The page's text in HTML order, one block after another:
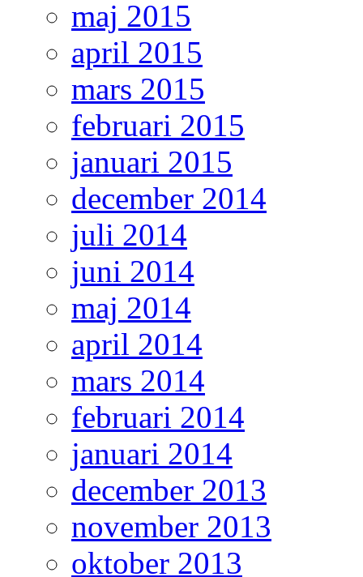
maj 2015
april 2015
mars 2015
februari 2015
januari 2015
december 2014
juli 2014
juni 2014
maj 2014
april 2014
mars 2014
februari 2014
januari 2014
december 2013
november 2013
oktober 2013